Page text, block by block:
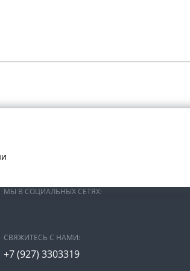
МЫ В СОЦИАЛЬНЫХ СЕТЯХ:
СВЯЖИТЕСЬ С НАМИ:
+7 (927) 3303319